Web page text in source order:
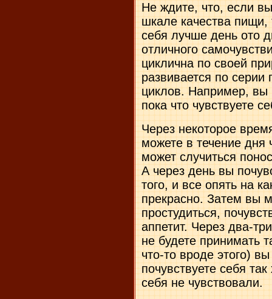
Не ждите, что, если
шкале качества пищи,
себя лучше день ото
отличного
циклична по своей
развивается по
циклов. Например,
пока что чувствуете
Через некоторое
можете в течение дня
может случиться
А через день вы
того, и все опять на
прекрасно. Затем вы
простудиться,
аппетит. Через два-
не будете принимать
что-то вроде этого)
почувствуете себя
себя не чувствовали.